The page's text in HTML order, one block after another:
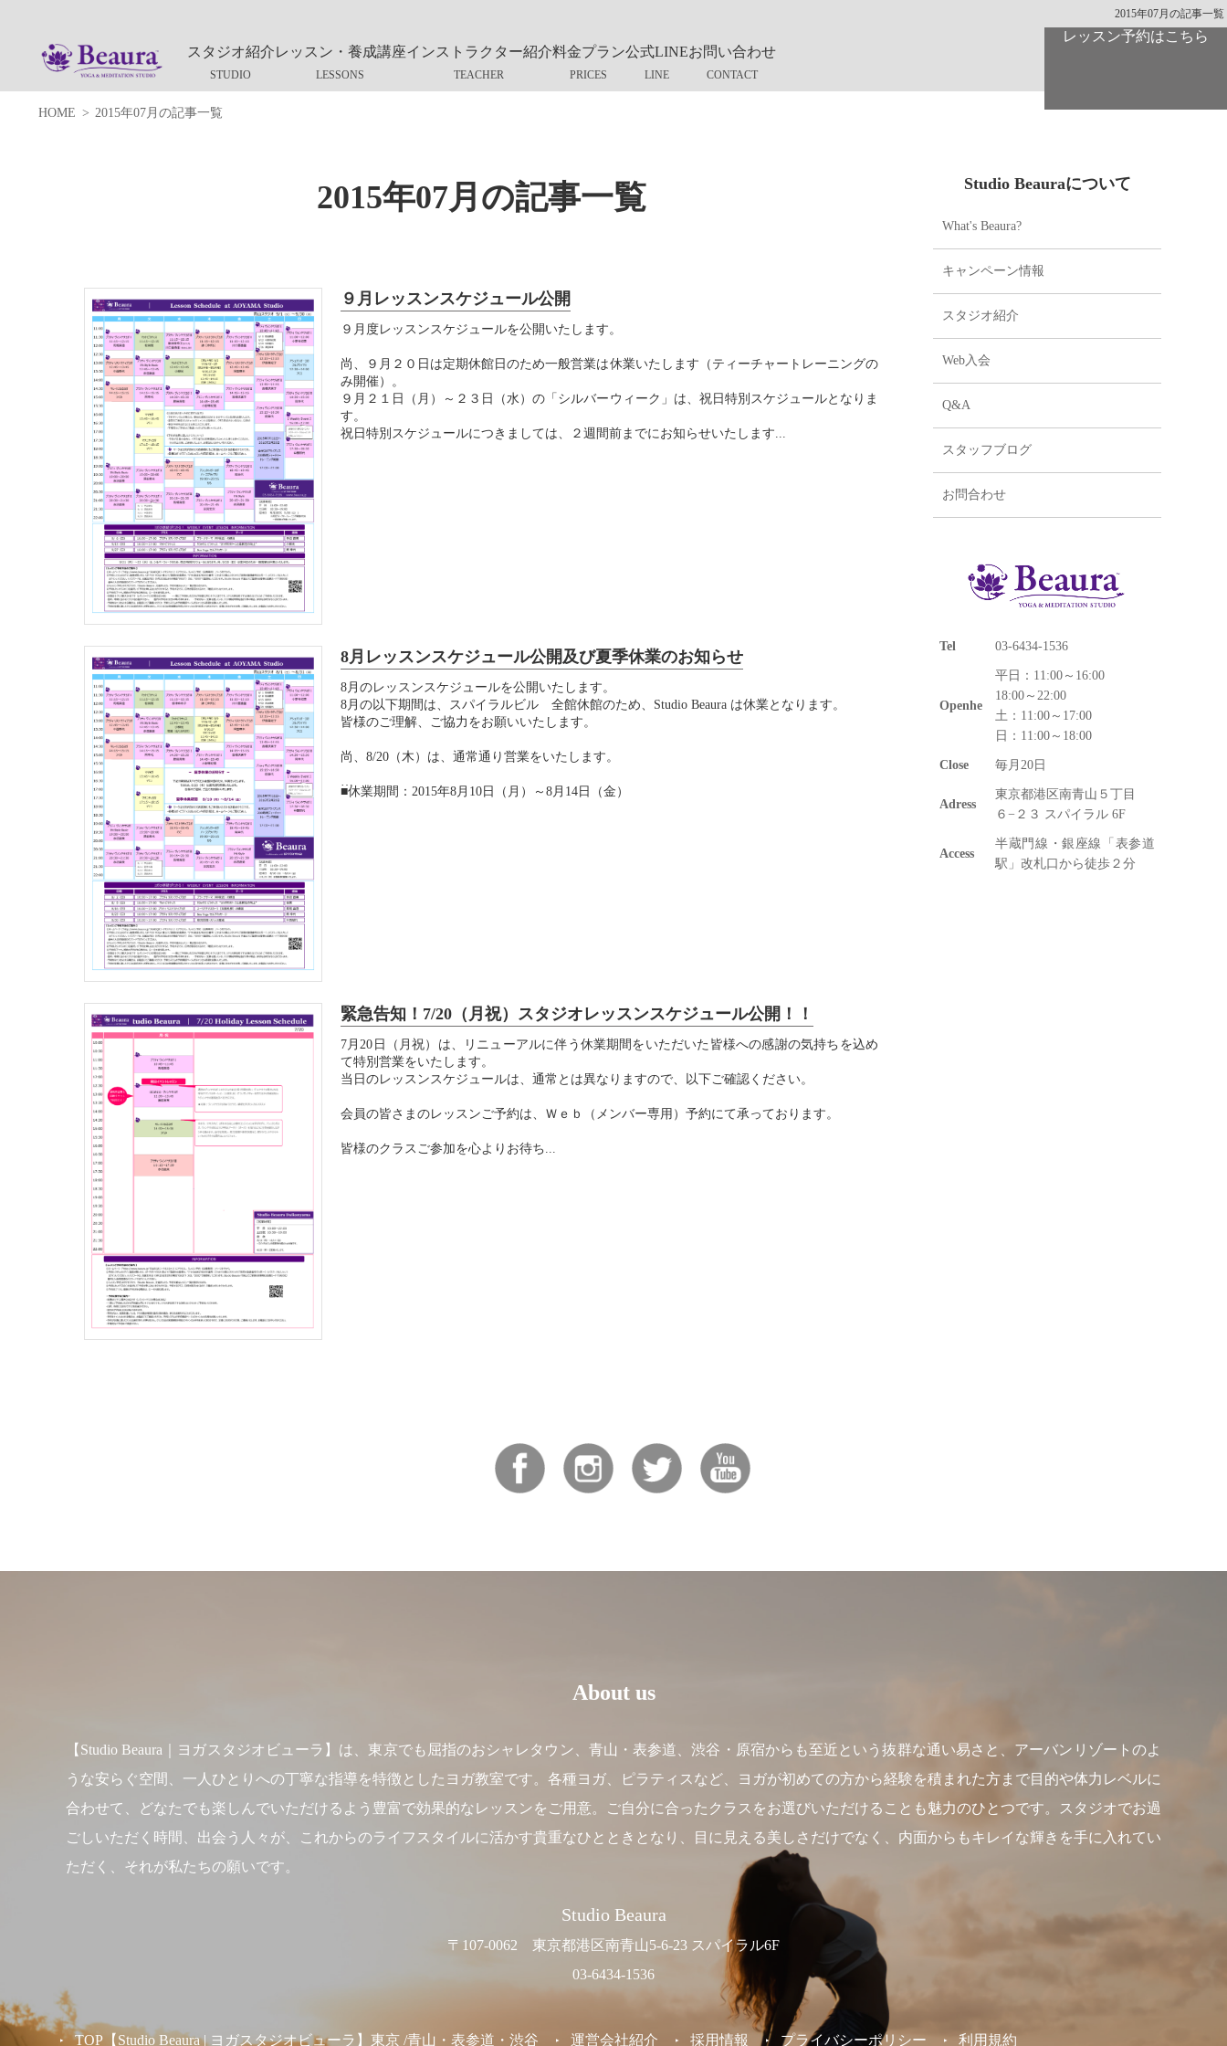
2015年07月の記事一覧
スタジオ紹介レッスン・養成講座インストラクター紹介料金プラン公式LINEお問い合わせ
レッスン予約はこちら
HOME 2015年07月の記事一覧
2015年07月の記事一覧
９月レッスンスケジュール公開
９月度レッスンスケジュールを公開いたします。
尚、９月２０日は定期休館日のため一般営業は休業いたします（ティーチャートレーニングの
み開催）。
９月２１日（月）～２３日（水）の「シルバーウィーク」は、祝日特別スケジュールとなりま
す。
祝日特別スケジュールにつきましては、２週間前までにお知らせいたします...
8月レッスンスケジュール公開及び夏季休業のお知らせ
8月のレッスンスケジュールを公開いたします。
8月の以下期間は、スパイラルビル 全館休館のため、Studio Beaura は休業となります。
皆様のご理解、ご協力をお願いいたします。
尚、8/20（木）は、通常通り営業をいたします。
■休業期間：2015年8月10日（月）～8月14日（金）
緊急告知！7/20（月祝）スタジオレッスンスケジュール公開！！
7月20日（月祝）は、リニューアルに伴う休業期間をいただいた皆様への感謝の気持ちを込め
て特別営業をいたします。
当日のレッスンスケジュールは、通常とは異なりますので、以下ご確認ください。
会員の皆さまのレッスンご予約は、Ｗｅｂ（メンバー専用）予約にて承っております。
皆様のクラスご参加を心よりお待ち...
Studio Beauraについて
What's Beaura?
キャンペーン情報
スタジオ紹介
Web入会
Q&A
スタッフブログ
お問合わせ
Tel 03-6434-1536
Openhe
平日：11:00～16:00
18:00～22:00
土：11:00～17:00
日：11:00～18:00
Close 毎月20日
Adress
東京都港区南青山５丁目
６−２３ スパイラル 6F
Access
半蔵門線・銀座線「表参道
駅」改札口から徒歩２分
About us
【Studio Beaura｜ヨガスタジオビューラ】は、東京でも屈指のおシャレタウン、青山・表参道、渋谷・原宿からも至近という抜群な通い易さと、アーバンリゾートのよ
うな安らぐ空間、一人ひとりへの丁寧な指導を特徴としたヨガ教室です。各種ヨガ、ピラティスなど、ヨガが初めての方から経験を積まれた方まで目的や体力レベルに
合わせて、どなたでも楽しんでいただけるよう豊富で効果的なレッスンをご用意。ご自分に合ったクラスをお選びいただけることも魅力のひとつです。スタジオでお過
ごしいただく時間、出会う人々が、これからのライフスタイルに活かす貴重なひとときとなり、目に見える美しさだけでなく、内面からもキレイな輝きを手に入れてい
ただく、それが私たちの願いです。
Studio Beaura
〒107-0062 東京都港区南青山5-6-23 スパイラル6F
03-6434-1536
TOP【Studio Beaura | ヨガスタジオビューラ】東京 /青山・表参道・渋谷 運営会社紹介 採用情報 プライバシーポリシー 利用規約